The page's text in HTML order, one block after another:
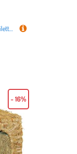
Kerbl Pet Selbstreinigende Katzentoilette Smart - Zubehör: 3 x 20 Ersatz-Müllbeutel
- 16%